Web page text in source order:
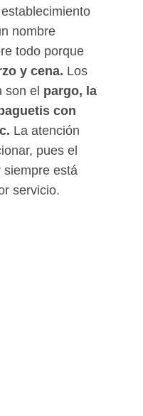
nombre
todo porque
y cena. Los
son el pargo, la
con
La atención
pues el
siempre está
servicio.